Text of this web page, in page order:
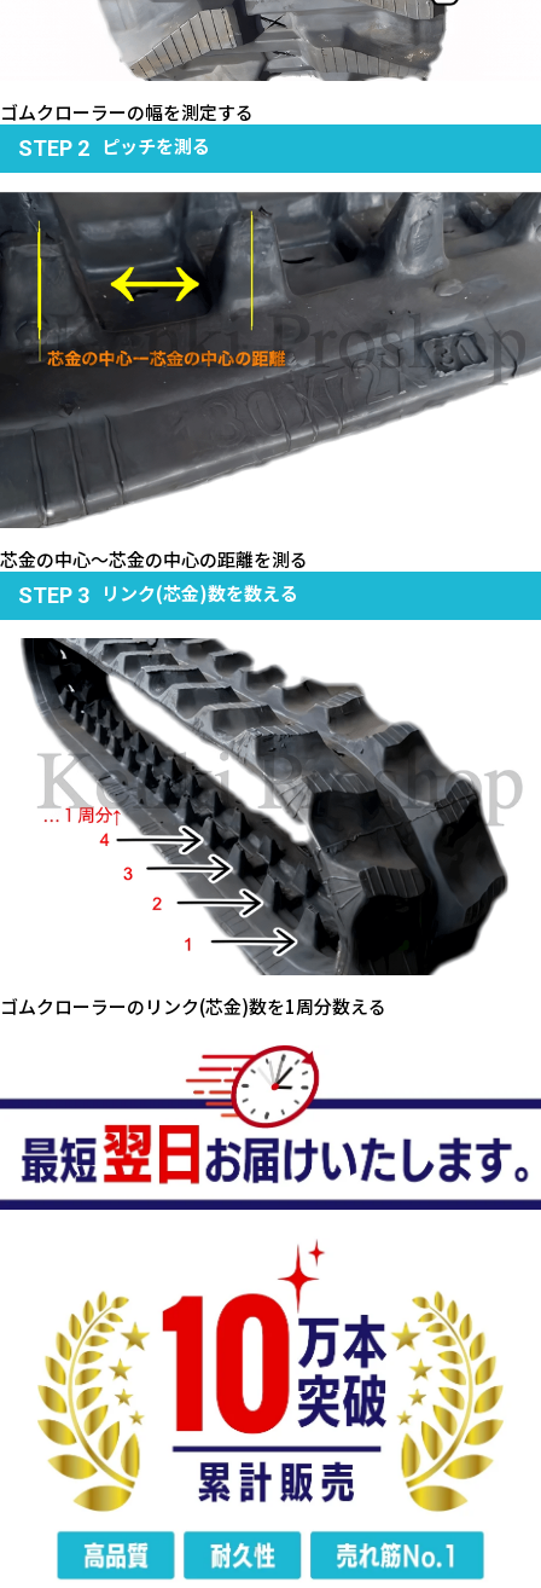
ゴムクローラーの幅を測定する
STEP 2 ピッチを測る
芯金の中心～芯金の中心の距離を測る
STEP 3
リンク(芯金)数を数える
ゴムクローラーのリンク(芯金)数を1周分数える